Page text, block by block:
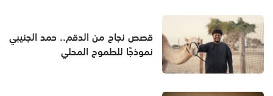
قصص نجاح من الدقم.. حمد الجنيبي
نموذجًا للطموح المحلي